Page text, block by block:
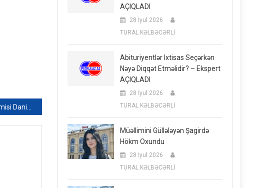
AÇIQLADI
28 İyul 2026
TURAL KƏLBƏCƏRLİ
Abituriyentlər Ixtisas Seçərkən
Nəyə Diqqət Etməlidir? – Ekspert
AÇIQLADI
28 İyul 2026
TURAL KƏLBƏCƏRLİ
Müəllimini Güllələyən Şagirdə
Hökm Oxundu
28 İyul 2026
TURAL KƏLBƏCƏRLİ